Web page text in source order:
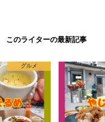
このライターの最新記事
グルメ